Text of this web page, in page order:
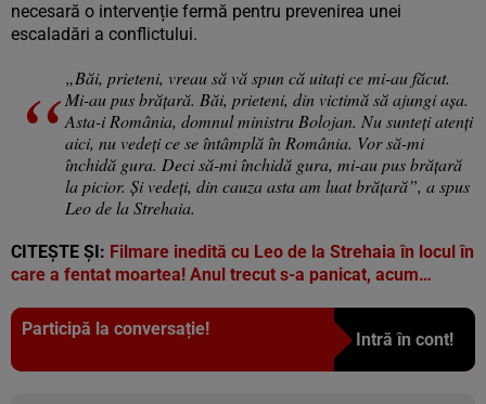
necesară o intervenție fermă pentru prevenirea unei
escaladări a conflictului.
„Băi, prieteni, vreau să vă spun că uitați ce mi-au făcut.
Mi-au pus brățară. Băi, prieteni, din victimă să ajungi așa.
Asta-i România, domnul ministru Bolojan. Nu sunteți atenți
aici, nu vedeți ce se întâmplă în România. Vor să-mi
închidă gura. Deci să-mi închidă gura, mi-au pus brățară
la picior. Și vedeți, din cauza asta am luat brățară”, a spus
Leo de la Strehaia.
CITEȘTE ȘI: Filmare inedită cu Leo de la Strehaia în locul în
care a fentat moartea! Anul trecut s-a panicat, acum…
Participă la conversație!
Intră în cont!